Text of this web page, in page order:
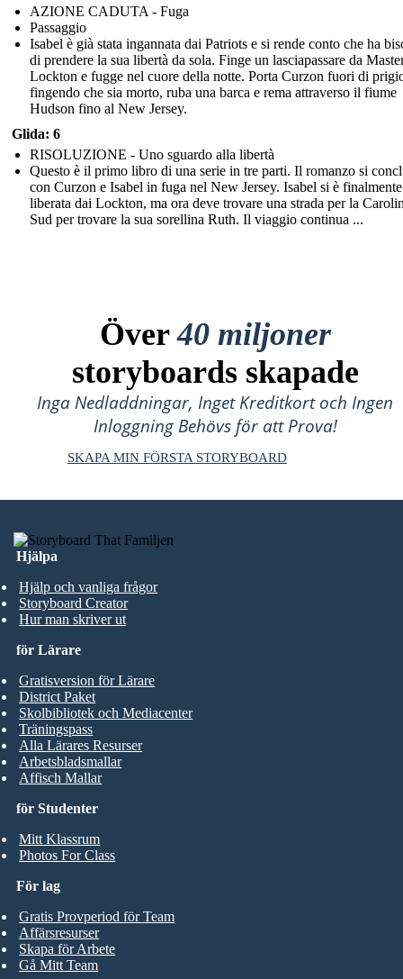
AZIONE CADUTA - Fuga
Passaggio
Isabel è già stata ingannata dai Patriots e si rende conto che ha
di prendere la sua libertà da sola. Finge un lasciapassare da
Lockton e fugge nel cuore della notte. Porta Curzon fuori di
fingendo che sia morto, ruba una barca e rema attraverso il fiume
Hudson fino al New Jersey.
Glida: 6
RISOLUZIONE - Uno sguardo alla libertà
Questo è il primo libro di una serie in tre parti. Il romanzo si
con Curzon e Isabel in fuga nel New Jersey. Isabel si è finalmente
liberata dai Lockton, ma ora deve trovare una strada per la
Sud per trovare la sua sorellina Ruth. Il viaggio continua ...
Över40 miljoner
storyboards skapade
Inga Nedladdningar, Inget Kreditkort och Ingen
Inloggning Behövs för att Prova!
SKAPA MIN FÖRSTA STORYBOARD
Hjälpa
Hjälp och vanliga frågor
Storyboard Creator
Hur man skriver ut
för Studenter
Mitt Klassrum
Photos For Class
för Lärare
Gratisversion för Lärare
District Paket
Skolbibliotek och Mediacenter
Träningspass
Alla Lärares Resurser
Arbetsbladsmallar
Affisch Mallar
För lag
Gratis Provperiod för Team
Affärsresurser
Skapa för Arbete
Gå Mitt Team